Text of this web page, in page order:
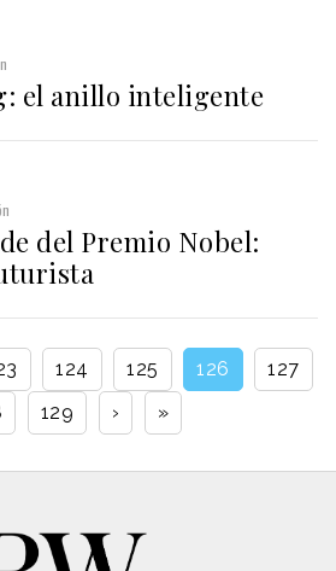
el anillo inteligente
del Premio Nobel:
124 125 126
127
129 › »